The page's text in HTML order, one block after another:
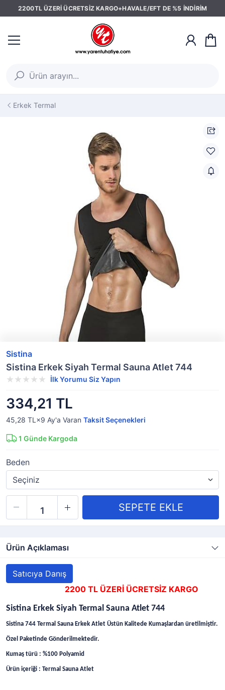
2200TL ÜZERİ ÜCRETSİZ KARGO+HAVALE/EFT DE %5 İNDİRİM
Erkek Termal
Sistina
Sistina Erkek Siyah Termal Sauna Atlet 744
İlk Yorumu Siz Yapın
334,21 TL
45,28 TL×9 Ay'a Varan Taksit Seçenekleri
1 Günde Kargoda
Beden
Ürün Açıklaması
Satıcıya Danış
2200 TL ÜZERİ ÜCRETSİZ KARGO
Sistina Erkek Siyah Termal Sauna Atlet 744
Sistina 744 Termal Sauna Erkek Atlet Üstün Kalitede Kumaşlardan üretilmiştir.
Özel Paketinde Gönderilmektedir.
Kumaş türü : %100 Polyamid
Ürün içeriği : Termal Sauna Atlet